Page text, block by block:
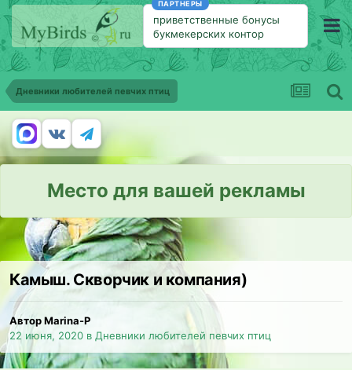
ПАРТНЕРЫ
приветственные бонусы
букмекерских контор
Дневники любителей певчих птиц
Место для вашей рекламы
Камыш. Скворчик и компания)
Автор Marina-P
22 июня, 2020 в Дневники любителей певчих птиц